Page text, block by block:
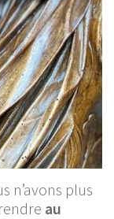
n’avons plus
au